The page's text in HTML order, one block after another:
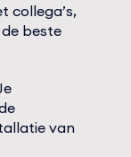
collega’s,
beste
van